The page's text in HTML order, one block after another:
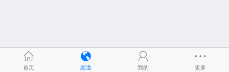
首页 频道 我的 更多